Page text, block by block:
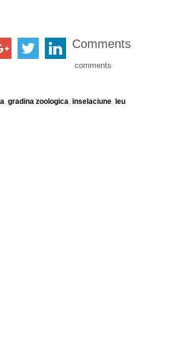
Comments
comments
, gradina zoologica, inselaciune, leu